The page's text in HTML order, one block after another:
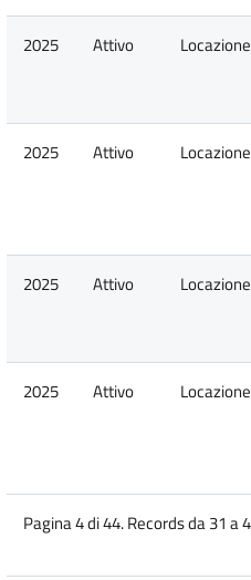
2025 Attivo Locazione
2025 Attivo Locazione
2025 Attivo Locazione
2025 Attivo Locazione
Pagina 4 di 44. Records da 31 a